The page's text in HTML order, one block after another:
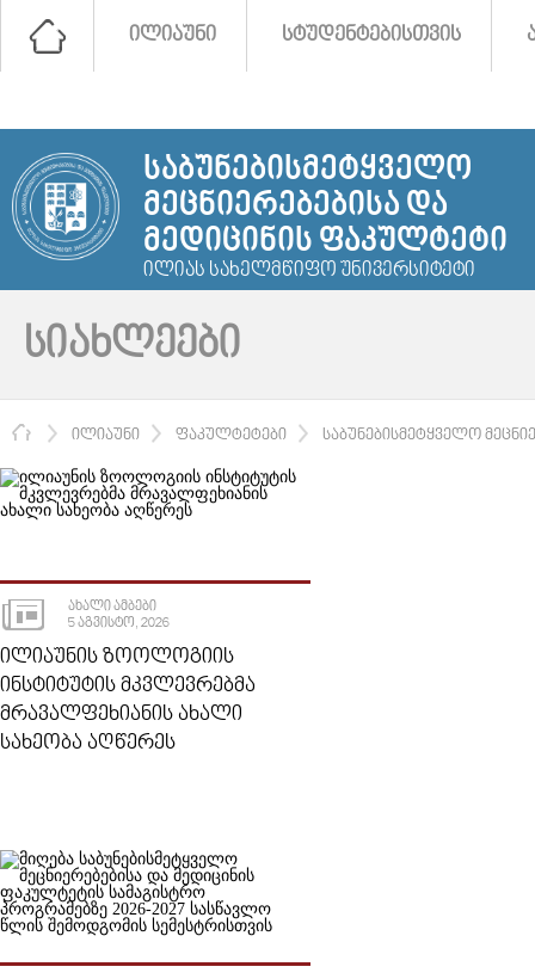
ᲘᲚᲘᲐᲣᲜᲘ ᲡᲢᲣᲓᲔᲜᲢᲔᲑᲘᲡᲗᲕᲘᲡ
ᲡᲐᲑᲣᲜᲔᲑᲘᲡᲛᲔᲢᲧᲕᲔᲚᲝ
ᲛᲔᲪᲜᲘᲔᲠᲔᲑᲔᲑᲘᲡᲐ ᲓᲐ
ᲛᲔᲓᲘᲪᲘᲜᲘᲡ ᲤᲐᲙᲣᲚᲢᲔᲢᲘ
ᲘᲚᲘᲐᲡ ᲡᲐᲮᲔᲚᲛᲬᲘᲤᲝ ᲣᲜᲘᲕᲔᲠᲡᲘᲢᲔᲢᲘ
ᲡᲘᲐᲮᲚᲔᲔᲑᲘ
ᲛᲗᲐᲕᲐᲠᲘ
ᲘᲚᲘᲐᲣᲜᲘ ᲤᲐᲙᲣᲚᲢᲔᲢᲔᲑᲘ ᲡᲐᲑᲣᲜᲔᲑᲘᲡᲛᲔᲢᲧᲕᲔᲚᲝ
ᲐᲮᲐᲚᲘ ᲐᲛᲑᲔᲑᲘ
5 ᲐᲒᲕᲘᲡᲢᲝ, 2026
ᲘᲚᲘᲐᲣᲜᲘᲡ ᲖᲝᲝᲚᲝᲒᲘᲘᲡ
ᲘᲜᲡᲢᲘᲢᲣᲢᲘᲡ ᲛᲙᲕᲚᲔᲕᲠᲔᲑᲛᲐ
ᲛᲠᲐᲕᲐᲚᲤᲔᲮᲘᲐᲜᲘᲡ ᲐᲮᲐᲚᲘ
ᲡᲐᲮᲔᲝᲑᲐ ᲐᲦᲬᲔᲠᲔᲡ